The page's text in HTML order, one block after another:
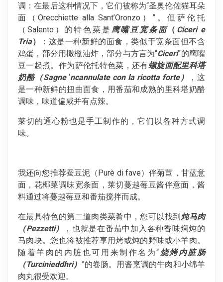
调：在最后这种情况下，它们被称为“圣奥伦佐猫耳朵
面（Orecchiette alla Sant’Oronzo）”。但萨伦托
（Salento）的特色菜是 鹰嘴豆宽条面（ Ciceri e
Tria）
：这是一种新鲜的面食，类似于宽条面但不含
鸡蛋，部分用橄榄油炸，部分与方言为“Ciceri”的鹰嘴
豆一起煮。作为萨伦托特色菜，还有螺旋面配里科塔
奶酪（Sagne ‘ncannulate con la ricotta forte）
，这
是一种新鲜的扭曲面食，用番茄和成熟的里科塔奶酪
调味，味道偏咸并有点辣。
莱切的通心粉也是手工制作的，它们以各种方式调
味。
我还向您推荐蚕豆泥（Purè di fave）伴菊苣，甘蓝意
面，花椰菜调味宽条面，莱切蔓越莓豆酱伴意面，酱
料通过将蔓越莓豆和番茄搅拌而成。
在最具特色的第二道肉类菜肴中，您可以找到炖马肉
（Pezzetti）
，也就是在番茄中加入各种香味焖炖的
马肉块。您也将被推荐享用烤或炖的野味或小羊肉。
随着羊肉的内脏也可用来制作名为“ 烧烤内脏肠
（Turcinieddhri） ”的卷肠。用酱烹调的牛肉和小绵羊
肉丸很受欢迎。